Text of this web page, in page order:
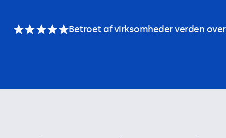
Betroet af virksomheder verden over